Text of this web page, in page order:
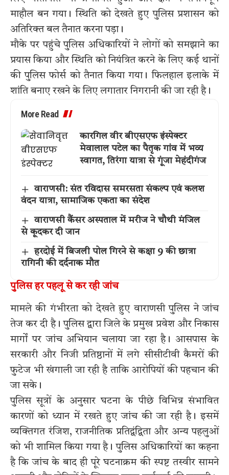
माहौल बन गया। स्थिति को देखते हुए पुलिस प्रशासन को
अतिरिक्त बल तैनात करना पड़ा।
मौके पर पहुंचे पुलिस अधिकारियों ने लोगों को समझाने का
प्रयास किया और स्थिति को नियंत्रित करने के लिए कई थानों
की पुलिस फोर्स को तैनात किया गया। फिलहाल इलाके में
शांति बनाए रखने के लिए लगातार निगरानी की जा रही है।
More Read
कारगिल वीर बीएसएफ इंस्पेक्टर
मेवालाल पटेल का पैतृक गांव में भव्य
स्वागत, तिरंगा यात्रा से गूंजा मेहंदीगंज
वाराणसी: संत रविदास समरसता संकल्प एवं कलश
वंदन यात्रा, सामाजिक एकता का संदेश
वाराणसी कैंसर अस्पताल में मरीज ने चौथी मंजिल
से कूदकर दी जान
हरदोई में बिजली पोल गिरने से कक्षा 9 की छात्रा
रागिनी की दर्दनाक मौत
पुलिस हर पहलू से कर रही जांच
मामले की गंभीरता को देखते हुए वाराणसी पुलिस ने जांच
तेज कर दी है। पुलिस द्वारा जिले के प्रमुख प्रवेश और निकास
मार्गों पर जांच अभियान चलाया जा रहा है। आसपास के
सरकारी और निजी प्रतिष्ठानों में लगे सीसीटीवी कैमरों की
फुटेज भी खंगाली जा रही है ताकि आरोपियों की पहचान की
जा सके।
पुलिस सूत्रों के अनुसार घटना के पीछे विभिन्न संभावित
कारणों को ध्यान में रखते हुए जांच की जा रही है। इसमें
व्यक्तिगत रंजिश, राजनीतिक प्रतिद्वंद्विता और अन्य पहलुओं
को भी शामिल किया गया है। पुलिस अधिकारियों का कहना
है कि जांच के बाद ही पूरे घटनाक्रम की स्पष्ट तस्वीर सामने